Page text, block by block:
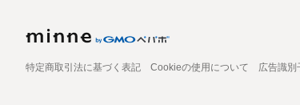
特定商取引法に基づく表記 Cookieの使用について 広告識別